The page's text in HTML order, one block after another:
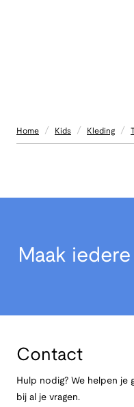
Home / Kids / Kleding /
Maak
Contact
Hulp nodig? We helpen je
bij al je vragen.